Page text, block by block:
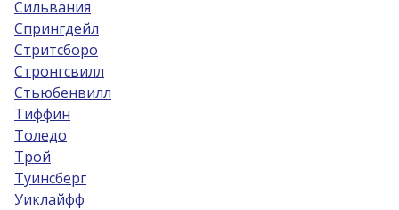
Сильвания
Спрингдейл
Стритсборо
Стронгсвилл
Стьюбенвилл
Тиффин
Толедо
Трой
Туинсберг
Уиклайфф